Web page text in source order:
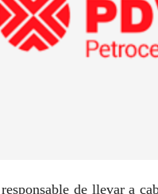
de llevar a